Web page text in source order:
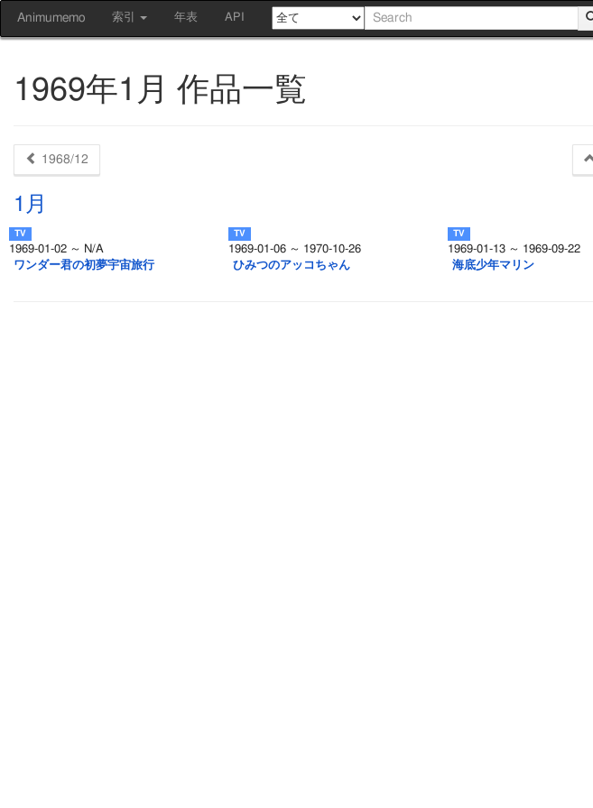
Animumemo 索引 年表 API
1969年1月 作品一覧
1968/12
1月
1969-01-02 ～ N/A
ワンダー君の初夢宇宙旅行
1969-01-06 ～ 1970-10-26
ひみつのアッコちゃん
1969-01-13 ～ 1969-09-22
海底少年マリン